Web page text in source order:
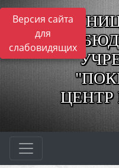
Версия сайта
для
слабовидящих
ЦЕНТР